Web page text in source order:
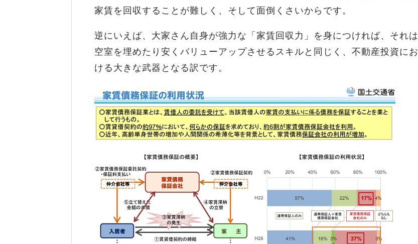
家賃を回収することが難しく、そして面倒くさいからです。
逆にいえば、大家さん自身が強力な「家賃回収力」を身につければ、それは
空室を埋めたり安くバリューアップさせるスキルと同じく、不動産投資にお
ける大きな武器となる訳です。